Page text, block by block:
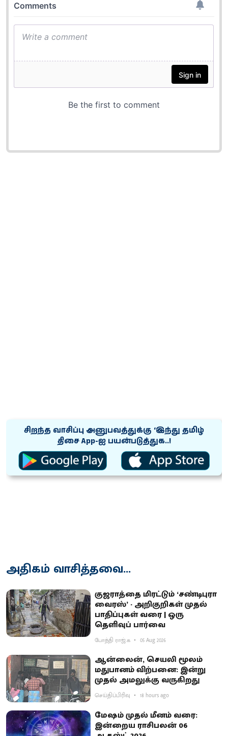
சிறந்த வாசிப்பு அனுபவத்துக்கு ‘இந்து தமிழ்
திசை App-ஐ பயன்படுத்துக..!
அதிகம் வாசித்தவை...
குஜராத்தை மிரட்டும் ‘சண்டிபுரா
வைரஸ்’ - அறிகுறிகள் முதல்
பாதிப்புகள் வரை | ஒரு
தெளிவுப் பார்வை
போத்தி ராஜ்.க 05 Aug 2026
ஆன்லைன், செயலி மூலம்
மதுபானம் விற்பனை: இன்று
முதல் அமலுக்கு வருகிறது
செய்திப்பிரிவு 18 hours ago
மேஷம் முதல் மீனம் வரை:
இன்றைய ராசிபலன் 06